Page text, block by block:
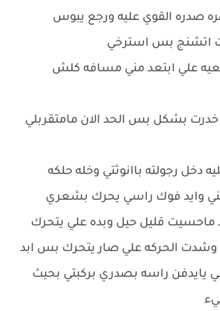
صدره القوي عليه ورجع يبوس
اتشنج بس استرخي
علي ابتعد مني مسافه كلش
بشكل بس الحد الان مامتقربلي
رجولته باانوثتي وخله حلكه
وايد فوك راسي يحرك بشعري
ماحسيت قليل حيل وبده علي يتحرك
الحركه علي صار يتحرك بس ابد
يايدفن راسه بصدري بركبتي بحيث